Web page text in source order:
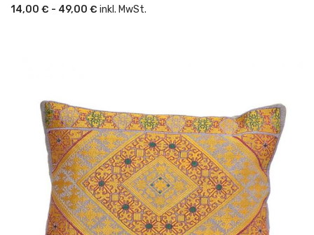
14,00 € - 49,00 € inkl. MwSt.